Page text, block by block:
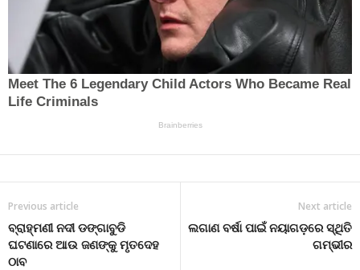
Previous article
ବ୍ରାହ୍ମଣୀ ନଦୀ ଡଙ୍ଗାବୁଡି
ଘଟଣାରେ ଆଉ ଜଣଙ୍କୁ ମୃତଦେହ
ଠାବ
Next article
ଲଗାଣ ବର୍ଷା ପାଇଁ ନୟାଗଡ଼ରେ ସ୍ଥିତି
ଗମ୍ଭୀର